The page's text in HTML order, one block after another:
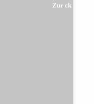
Zur ck